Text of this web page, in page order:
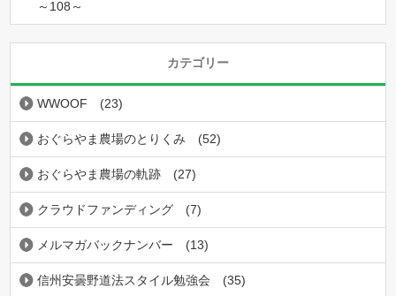
～108～
カテゴリー
WWOOF (23)
おぐらやま農場のとりくみ (52)
おぐらやま農場の軌跡 (27)
クラウドファンディング (7)
メルマガバックナンバー (13)
信州安曇野道法スタイル勉強会 (35)